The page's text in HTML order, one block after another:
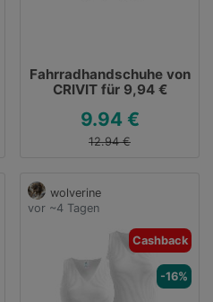
Fahrradhandschuhe von
CRIVIT für 9,94 €
9.94 €
12.94 €
wolverine
vor ~4 Tagen
Cashback
-16%